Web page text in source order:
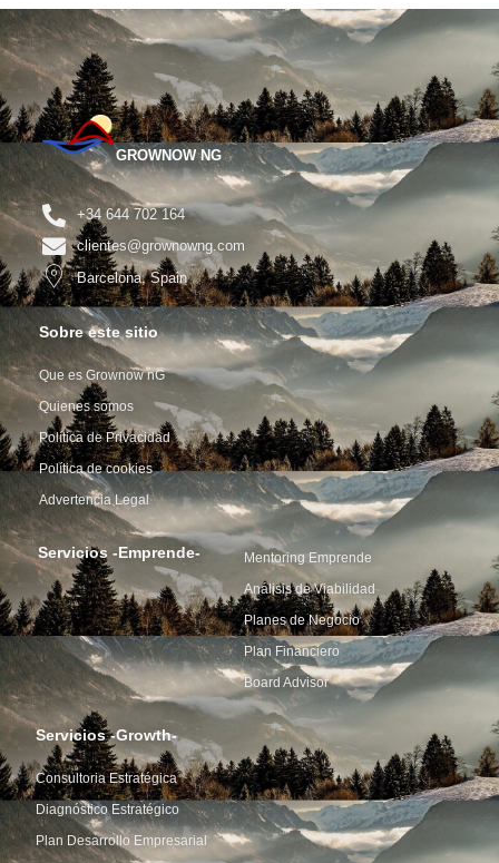
GROWNOW NG
+34 644 702 164
clientes@grownowng.com
Barcelona, Spain
Sobre este sitio
Que es Grownow nG
Quienes somos
Política de Privacidad
Política de cookies
Advertencia Legal
Servicios -Emprende-
Mentoring Emprende
Análisis de Viabilidad
Planes de Negocio
Plan Financiero
Board Advisor
Servicios -Growth-
Consultoria Estratégica
Diagnóstico Estratégico
Plan Desarrollo Empresarial